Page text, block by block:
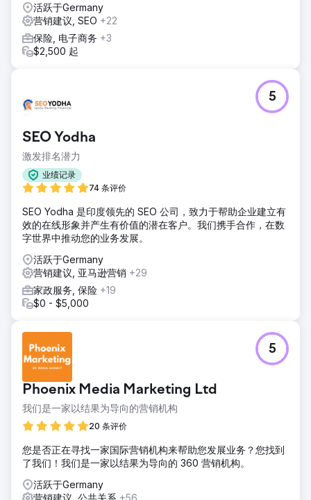
活跃于Germany
营销建议, SEO +22
保险, 电子商务 +3
$2,500 起
SEO Yodha
激发排名潜力
业绩记录
74 条评价
5
SEO Yodha 是印度领先的 SEO 公司，致力于帮助企业建立有
效的在线形象并产生有价值的潜在客户。我们携手合作，在数
字世界中推动您的业务发展。
活跃于Germany
营销建议, 亚马逊营销 +29
家政服务, 保险 +19
$0 - $5,000
Phoenix Media Marketing Ltd
我们是一家以结果为导向的营销机构
20 条评价
5
您是否正在寻找一家国际营销机构来帮助您发展业务？您找到
了我们！我们是一家以结果为导向的 360 营销机构。
活跃于Germany
营销建议, 公共关系 +56